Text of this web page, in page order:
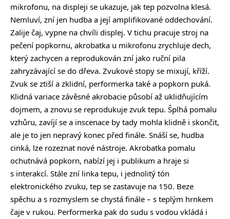
mikrofonu, na displeji se ukazuje, jak tep pozvolna klesá.
Nemluví, zní jen hudba a její amplifikované oddechování.
Zalije čaj, vypne na chvíli displej. V tichu pracuje stroj na
pečení popkornu, akrobatka u mikrofonu zrychluje dech,
který zachycen a reprodukován zní jako ruční pila
zahryzávající se do dřeva. Zvukové stopy se mixují, kříží.
Zvuk se ztiší a zklidní, performerka také a popkorn puká.
Klidná variace závěsné akrobacie působí až uklidňujícím
dojmem, a znovu se reprodukuje zvuk tepu. Šplhá pomalu
vzhůru, zavíjí se a inscenace by tady mohla klidně i skončit,
ale je to jen nepravý konec před finále. Snáší se, hudba
cinká, lze rozeznat nové nástroje. Akrobatka pomalu
ochutnává popkorn, nabízí jej i publikum a hraje si
s interakcí. Stále zní linka tepu, i jednolitý tón
elektronického zvuku, tep se zastavuje na 150. Beze
spěchu a s rozmyslem se chystá finále – s teplým hrnkem
čaje v rukou. Performerka pak do sudu s vodou vkládá i